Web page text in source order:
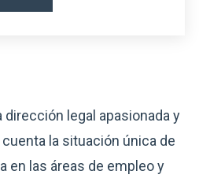
dirección legal apasionada y
la situación única de
en las áreas de empleo y